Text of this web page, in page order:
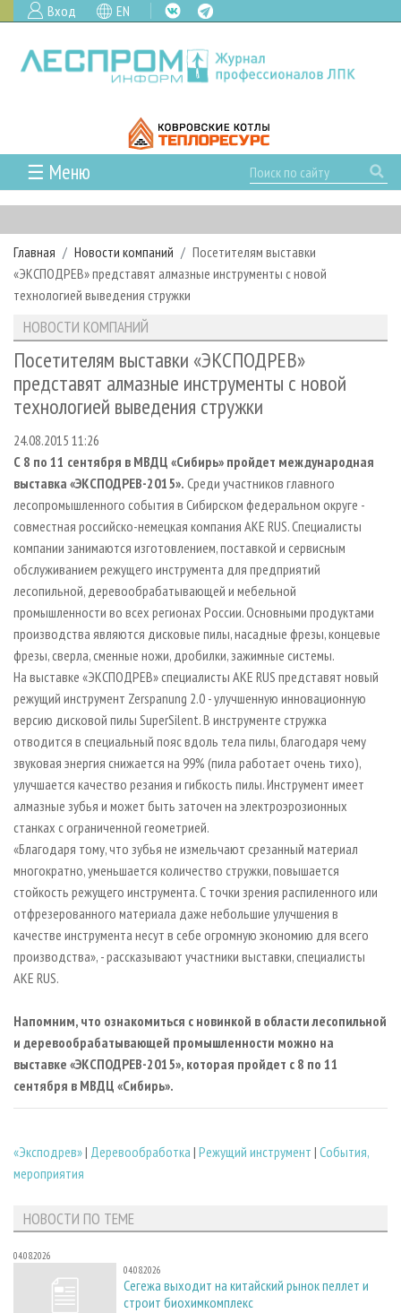
Вход EN
☰ Меню
ГЛАВНАЯ
РУБРИКИ И ТЕМЫ
РУБРИКИ ЖУРНАЛА
ЛЕСНОЕ ХОЗЯЙСТВО
ЛЕСОЗАГОТОВКА
ЛЕСОПИЛЕНИЕ
ДЕРЕВООБРАБОТКА
СУШКА ДРЕВЕСИНЫ
ПРОИЗВОДСТВО ДРЕВЕСНЫХ ПЛИТ
ДЕРЕВЯННОЕ ДОМОСТРОЕНИЕ
ПРОИЗВОДСТВО МЕБЕЛИ
БИОЭНЕРГЕТИКА
ЦБП
ИНСТРУМЕНТ И МАТЕРИАЛЫ
НОВОСТИ
КАЛЕНДАРЬ СОБЫТИЙ
НОВОСТИ ЛПК
НОВОСТИ ЖУРНАЛА
НОВОСТИ КОМПАНИЙ
ПРОЕКТЫ ЛПИ
АНАЛИТИКА
ПРЕДПРИЯТИЯ ЛПК
ЛЕСНЫЕ РЕГИОНЫ РОССИИ
ПЕРСОНЫ
МОБИЛЬНЫЕ ВЫСТАВКИ
ОФИЦИАЛЬНЫЕ ДЕЛЕГАЦИИ
ПРИОРИТЕТНЫЕ ИНВЕСТПРОЕКТЫ
RUSSIAN FORESTRY REVIEW
ГАЗЕТА ЛЕСПРОМФОРУМ
БИБЛИОТЕКА СПЕЦИАЛИСТА
АРХИВ
АРХИВ ЖУРНАЛОВ
СТАТЬИ
О ЖУРНАЛЕ
ПОДПИСКА
КОНТАКТЫ
РЕКЛАМОДАТЕЛЯМ
РЕКЛАМА
РЕКЛАМА НА САЙТЕ
Главная Новости компаний
Посетителям выставки
«ЭКСПОДРЕВ» представят алмазные инструменты с новой
технологией выведения стружки
НОВОСТИ КОМПАНИЙ
Посетителям выставки «ЭКСПОДРЕВ»
представят алмазные инструменты с новой
технологией выведения стружки
24.08.2015 11:26
С 8 по 11 сентября в МВДЦ «Сибирь» пройдет международная
выставка «ЭКСПОДРЕВ-2015». Среди участников главного
лесопромышленного события в Сибирском федеральном округе -
совместная российско-немецкая компания AKE RUS. Специалисты
компании занимаются изготовлением, поставкой и сервисным
обслуживанием режущего инструмента для предприятий
лесопильной, деревообрабатывающей и мебельной
промышленности во всех регионах России. Основными продуктами
производства являются дисковые пилы, насадные фрезы, концевые
фрезы, сверла, сменные ножи, дробилки, зажимные системы.
На выставке «ЭКСПОДРЕВ» специалисты AKE RUS представят новый
режущий инструмент Zerspanung 2.0 - улучшенную инновационную
версию дисковой пилы SuperSilent. В инструменте стружка
отводится в специальный пояс вдоль тела пилы, благодаря чему
звуковая энергия снижается на 99% (пила работает очень тихо),
улучшается качество резания и гибкость пилы. Инструмент имеет
алмазные зубья и может быть заточен на электроэрозионных
станках с ограниченной геометрией.
«Благодаря тому, что зубья не измельчают срезанный материал
многократно, уменьшается количество стружки, повышается
стойкость режущего инструмента. С точки зрения распиленного или
отфрезерованного материала даже небольшие улучшения в
качестве инструмента несут в себе огромную экономию для всего
производства», - рассказывают участники выставки, специалисты
AKE RUS.
Напомним, что ознакомиться с новинкой в области лесопильной
и деревообрабатывающей промышленности можно на
выставке «ЭКСПОДРЕВ-2015», которая пройдет с 8 по 11
сентября в МВДЦ «Сибирь».
«Эксподрев»| Деревообработка | Режущий инструмент | События,
мероприятия
НОВОСТИ ПО ТЕМЕ
04.08.2026
04.08.2026
Сегежа выходит на китайский рынок пеллет и
строит биохимкомплекс